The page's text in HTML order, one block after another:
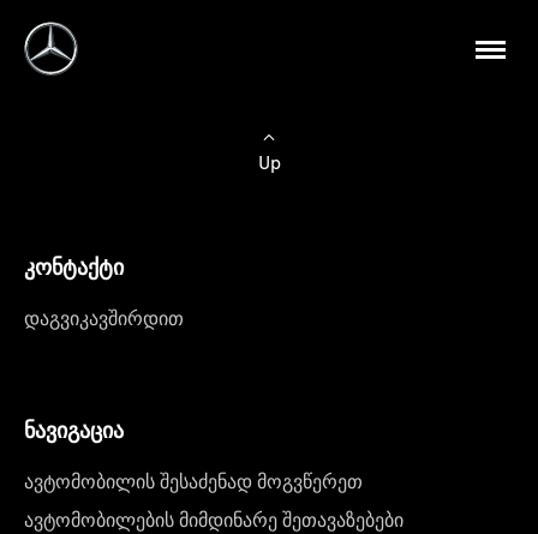
Up
კონტაქტი
დაგვიკავშირდით
ნავიგაცია
ავტომობილის შესაძენად მოგვწერეთ
ავტომობილების მიმდინარე შეთავაზებები